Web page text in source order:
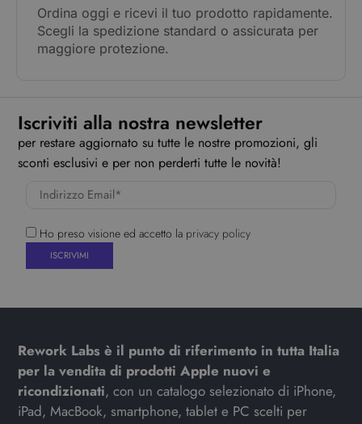
Ordina oggi e ricevi il tuo prodotto rapidamente.
Scegli la spedizione standard o assicurata per
maggiore protezione.
Iscriviti alla nostra newsletter
per restare aggiornato su tutte le nostre promozioni, gli
sconti esclusivi e per non perderti tutte le novità!
Ho preso visione ed accetto la privacy policy
Rework Labs è il punto di riferimento in tutta Italia
per la vendita di prodotti Apple nuovi e
ricondizionati, con un catalogo selezionato di iPhone,
iPad, MacBook, smartphone, tablet e PC scelti per